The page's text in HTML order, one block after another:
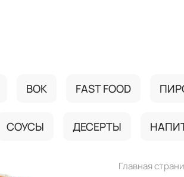
ВОК FAST FOOD
СОУСЫ ДЕСЕРТЫ
Главная